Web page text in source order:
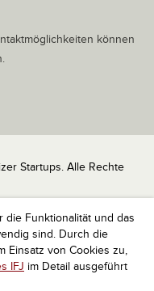
die Funktionalität und das
sind. Durch die
Einsatz von Cookies zu,
IFJ im Detail ausgeführt
können
Startups. Alle Rechte